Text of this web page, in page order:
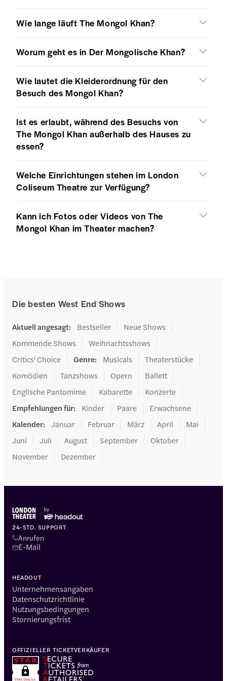
Wie lange läuft The Mongol Khan?
Worum geht es in Der Mongolische Khan?
Wie lautet die Kleiderordnung für den
Besuch des Mongol Khan?
Ist es erlaubt, während des Besuchs von
The Mongol Khan außerhalb des Hauses zu
essen?
Welche Einrichtungen stehen im London
Coliseum Theatre zur Verfügung?
Kann ich Fotos oder Videos von The
Mongol Khan im Theater machen?
Die besten West End Shows
Aktuell angesagt: Bestseller
Neue Shows
Kommende Shows
Weihnachtsshows
Critics' Choice
Genre: Musicals
Theaterstücke
Komödien
Tanzshows Opern
Ballett
Englische Pantomime
Kabarette
Konzerte
Empfehlungen für: Kinder Paare
Erwachsene
Kalender: Januar Februar März April
Mai
Juni
Juli August September
Oktober
November
Dezember
24-STD. SUPPORT
Anrufen
E-Mail
HEADOUT
Unternehmensangaben
Datenschutzrichtlinie
Nutzungsbedingungen
Stornierungsfrist
OFFIZIELLER TICKETVERKÄUFER